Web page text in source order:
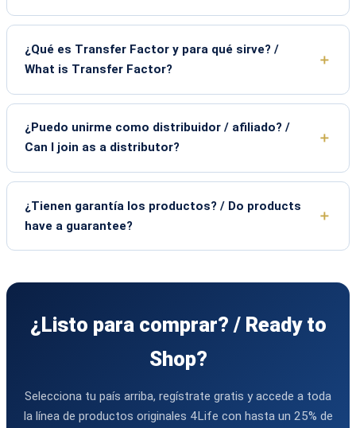
¿Qué es Transfer Factor y para qué sirve? /
What is Transfer Factor?
¿Puedo unirme como distribuidor / afiliado? /
Can I join as a distributor?
¿Tienen garantía los productos? / Do products
have a guarantee?
¿Listo para comprar? / Ready to
Shop?
Selecciona tu país arriba, regístrate gratis y accede a toda
la línea de productos originales 4Life con hasta un 25% de